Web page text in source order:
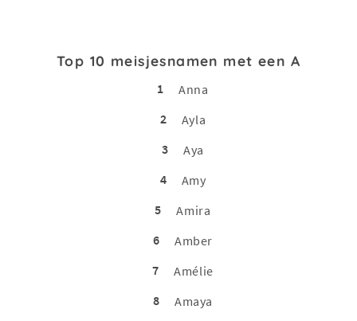
Top 10 meisjesnamen met een A
1
Anna
2
Ayla
3
Aya
4
Amy
5
Amira
6
Amber
7
Amélie
8
Amaya